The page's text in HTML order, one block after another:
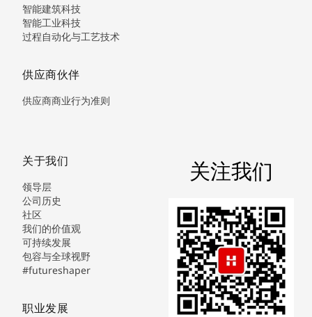
智能建筑科技
智能工业科技
过程自动化与工艺技术
供应商伙伴
供应商商业行为准则
关于我们
领导层
公司历史
社区
我们的价值观
可持续发展
包容与全球视野
#futureshaper
职业发展
关注我们